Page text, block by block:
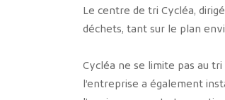
Le centre de tri Cycléa,
déchets, tant sur le plan
Cycléa ne se limite pas au
l’entreprise a également